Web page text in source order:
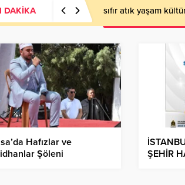
DAKİKA sıfır atık yaşam
Hafızlar ve
Şöleni
ŞEHİR